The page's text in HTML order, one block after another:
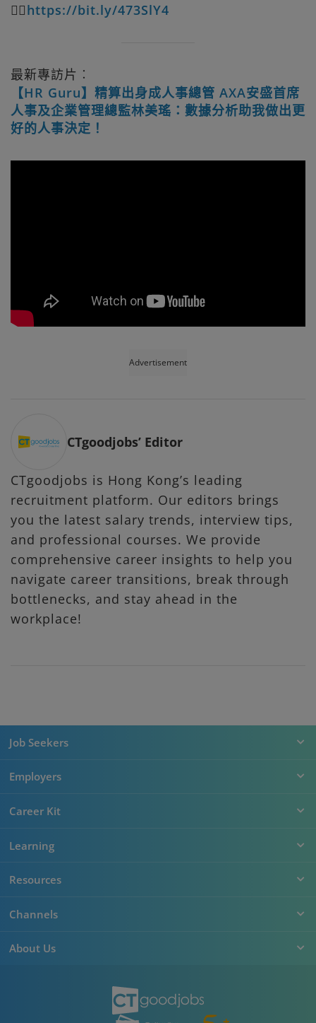
👉🏻https://bit.ly/473SlY4
最新專訪片︰
【HR Guru】精算出身成人事總管 AXA安盛首席
人事及企業管理總監林美瑤：數據分析助我做出更
好的人事決定！
Advertisement
CTgoodjobs’ Editor
CTgoodjobs is Hong Kong’s leading
recruitment platform. Our editors brings
you the latest salary trends, interview tips,
and professional courses. We provide
comprehensive career insights to help you
navigate career transitions, break through
bottlenecks, and stay ahead in the
workplace!
Job Seekers
Employers
Career Kit
Learning
Resources
Channels
About Us